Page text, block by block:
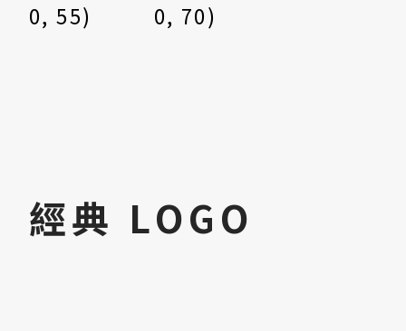
0, 55)
0, 70)
經典 LOGO